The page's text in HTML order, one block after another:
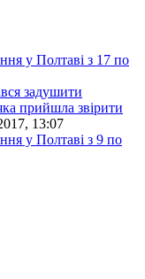
у Полтаві з 17 по
задушити
прийшла звірити
13:07
у Полтаві з 9 по